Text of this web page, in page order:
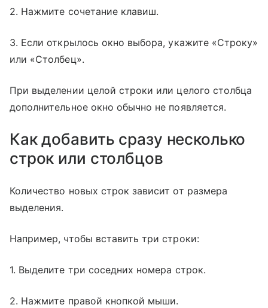
2. Нажмите сочетание клавиш.
3. Если открылось окно выбора, укажите «Строку»
или «Столбец».
При выделении целой строки или целого столбца
дополнительное окно обычно не появляется.
Как добавить сразу несколько
строк или столбцов
Количество новых строк зависит от размера
выделения.
Например, чтобы вставить три строки:
1. Выделите три соседних номера строк.
2. Нажмите правой кнопкой мыши.